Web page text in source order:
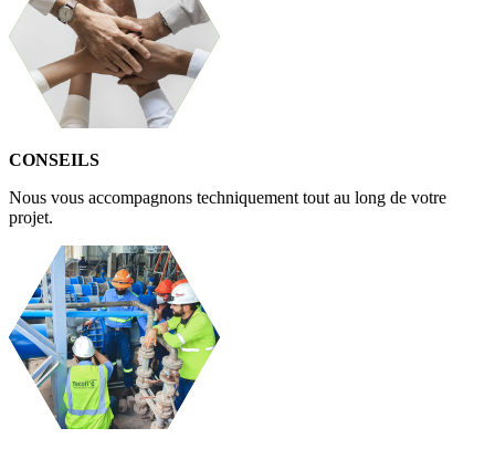
CONSEILS
Nous vous accompagnons techniquement tout au long de votre
projet.